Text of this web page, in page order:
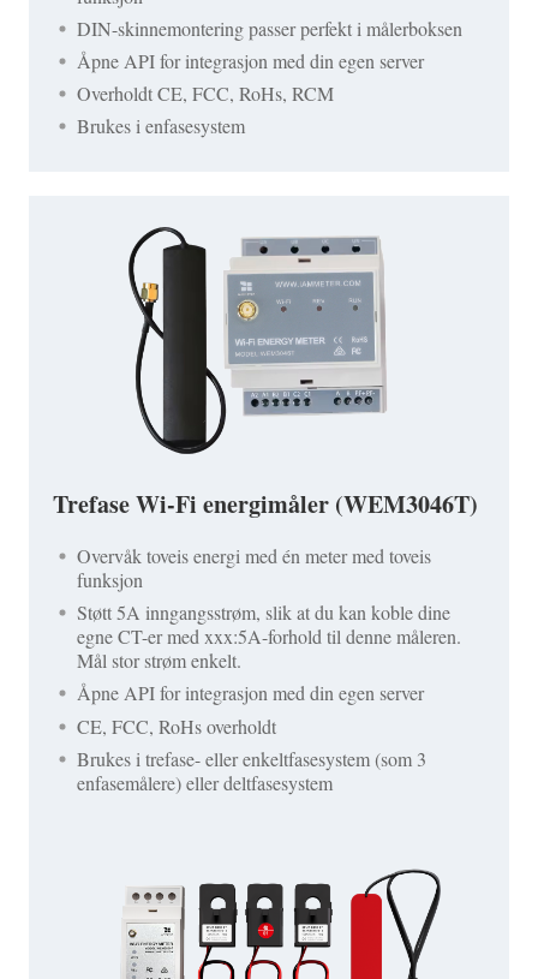
DIN-skinnemontering passer perfekt i målerboksen
Åpne API for integrasjon med din egen server
Overholdt CE, FCC, RoHs, RCM
Brukes i enfasesystem
Trefase Wi-Fi energimåler (WEM3046T)
Overvåk toveis energi med én meter med toveis
funksjon
Støtt 5A inngangsstrøm, slik at du kan koble dine
egne CT-er med xxx:5A-forhold til denne måleren.
Mål stor strøm enkelt.
Åpne API for integrasjon med din egen server
CE, FCC, RoHs overholdt
Brukes i trefase- eller enkeltfasesystem (som 3
enfasemålere) eller deltfasesystem